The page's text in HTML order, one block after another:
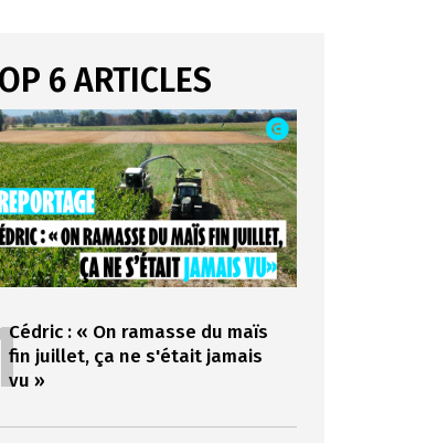
6 ARTICLES
Cédric : « On ramasse du maïs
fin juillet, ça ne s'était jamais
vu »